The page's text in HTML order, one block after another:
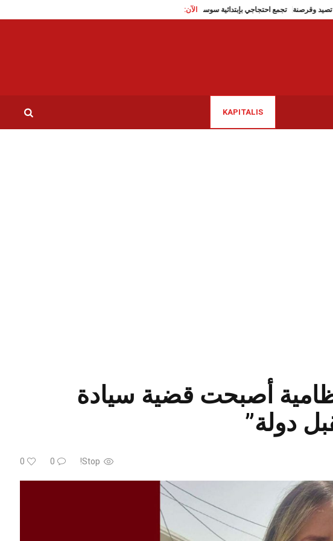
الآن: بعمليات تصيد وقرصنة تجمع احتجاجي بإبتدائية سوسة: المحامون يرفضون قطعيا تجاهل وزارة العدل
KAPITALIS
أصبحت قضية سيادة
دولة”
Stop!
0
0